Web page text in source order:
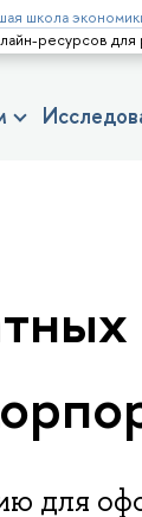
школа
ресурсов для
для